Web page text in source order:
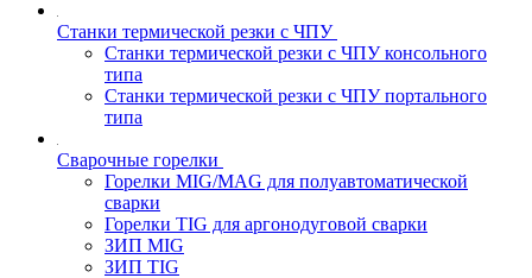
Станки термической резки с ЧПУ
Станки термической резки с ЧПУ консольного
типа
Станки термической резки с ЧПУ портального
типа
Сварочные горелки
Горелки MIG/MAG для полуавтоматической
сварки
Горелки TIG для аргонодуговой сварки
ЗИП MIG
ЗИП TIG